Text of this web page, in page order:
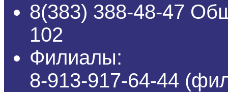
8(383) 388-48-47
102
Филиалы:
8-913-917-64-44